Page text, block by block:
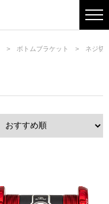
ボトムブラケット ネジ切